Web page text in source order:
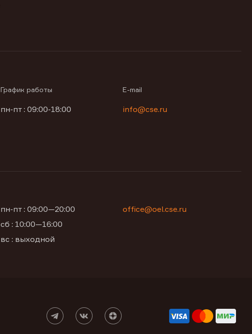
График работы
пн-пт : 09:00-18:00
E-mail
info@cse.ru
пн-пт : 09:00—20:00
сб : 10:00—16:00
вс : выходной
office@oel.cse.ru